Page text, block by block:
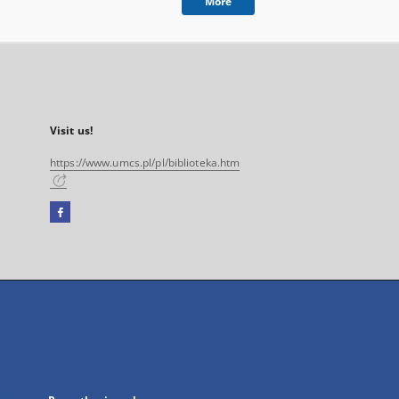
Visit us!
https://www.umcs.pl/pl/biblioteka.htm
Facebook
open